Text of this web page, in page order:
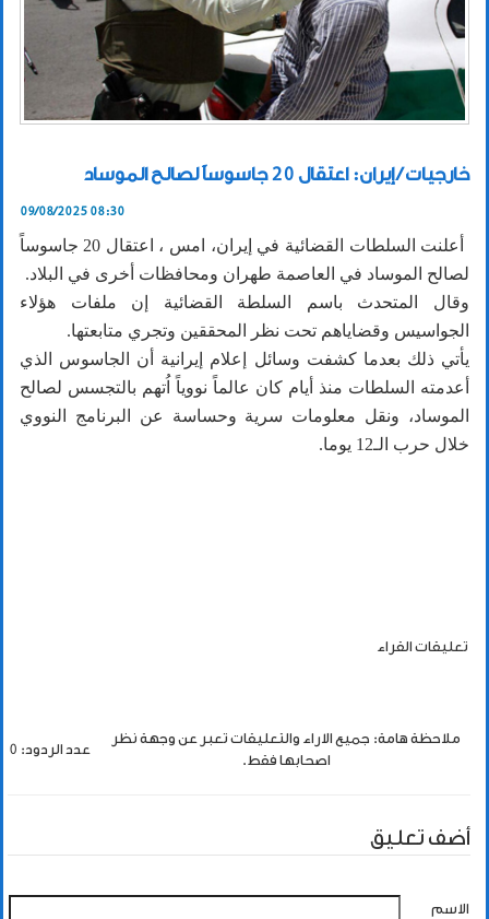
خارجيات / إيران: اعتقال 20 جاسوساً لصالح الموساد
09/08/2025 08:30
أعلنت السلطات القضائية في إيران، امس ، اعتقال 20 جاسوساً
لصالح الموساد في العاصمة طهران ومحافظات أخرى في البلاد.
وقال المتحدث باسم السلطة القضائية إن ملفات هؤلاء
الجواسيس وقضاياهم تحت نظر المحققين وتجري متابعتها.
يأتي ذلك بعدما كشفت وسائل إعلام إيرانية أن الجاسوس الذي
أعدمته السلطات منذ أيام كان عالماً نووياً اُتهم بالتجسس لصالح
الموساد، ونقل معلومات سرية وحساسة عن البرنامج النووي
خلال حرب الـ12 يوما.
تعليقات القراء
ملاحظة هامة: جميع الاراء والتعليقات تعبر عن وجهة نظر
اصحابها فقط.
عدد الردود: 0
أضف تعليق
الاسم